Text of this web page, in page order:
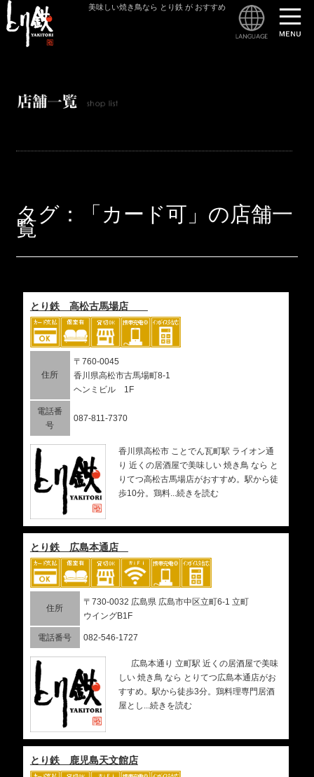
美味しい焼き鳥なら とり鉄 が おすすめ
タグ：「カード可」の店舗一
覧
とり鉄 高松古馬場店
住所
〒760-0045
香川県高松市古馬場町8-1
ヘンミビル 1F
電話番
号
087-811-7370
香川県高松市 ことでん瓦町駅 ライオン通
り 近くの居酒屋で美味しい 焼き鳥 なら と
りてつ高松古馬場店がおすすめ。駅から徒
歩10分。鶏料...続きを読む
とり鉄 広島本通店
住所
〒730-0032 広島県 広島市中区立町6-1 立町
ウイングB1F
電話番号 082-546-1727
広島本通り 立町駅 近くの居酒屋で美味
しい 焼き鳥 なら とりてつ広島本通店がお
すすめ。駅から徒歩3分。鶏料理専門居酒
屋とし...続きを読む
とり鉄 鹿児島天文館店